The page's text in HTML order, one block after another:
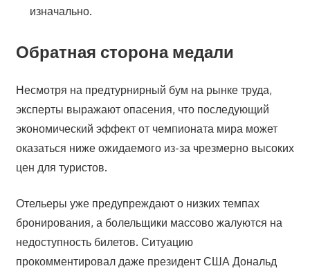
изначально.
Обратная сторона медали
Несмотря на предтурнирный бум на рынке труда,
эксперты выражают опасения, что последующий
экономический эффект от чемпионата мира может
оказаться ниже ожидаемого из-за чрезмерно высоких
цен для туристов.
Отельеры уже предупреждают о низких темпах
бронирования, а болельщики массово жалуются на
недоступность билетов. Ситуацию
прокомментировал даже президент США Дональд